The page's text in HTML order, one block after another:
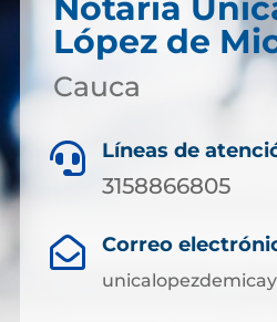
Notaría
López de
Cauca
 Líneas de
3158866805
 Correo